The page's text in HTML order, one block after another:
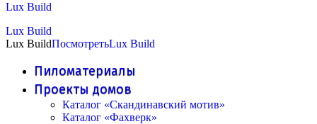
Lux Build
Lux Build
Lux BuildПосмотретьLux Build
Пиломатериалы
Проекты домов
Каталог «Скандинавский мотив»
Каталог «Фахверк»